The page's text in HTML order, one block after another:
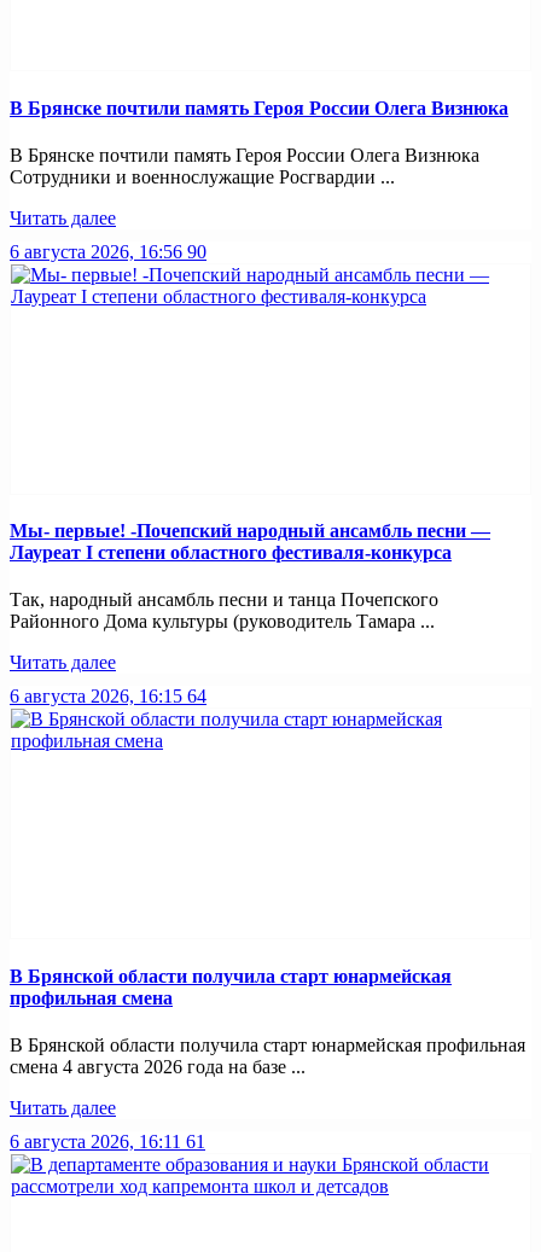
В Брянске почтили память Героя России Олега Визнюка
В Брянске почтили память Героя России Олега Визнюка
Сотрудники и военнослужащие Росгвардии ...
Читать далее
6 августа 2026, 16:56 90
Мы- первые! -Почепский народный ансамбль песни —
Лауреат I степени областного фестиваля-конкурса
Так, народный ансамбль песни и танца Почепского
Районного Дома культуры (руководитель Тамара ...
Читать далее
6 августа 2026, 16:15 64
В Брянской области получила старт юнармейская
профильная смена
В Брянской области получила старт юнармейская профильная
смена 4 августа 2026 года на базе ...
Читать далее
6 августа 2026, 16:11 61